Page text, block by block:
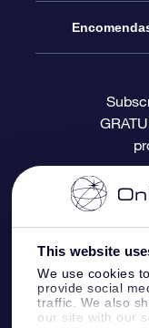
This website
We use cookies
provide social
traffic. We also
our site with our
O Blog
Avaliações
Pacote
O Cartão
Presentes
Registo de
Página de
Um Milhão
OSR
App RV fly
Informação
Informação
Política de
Constelações